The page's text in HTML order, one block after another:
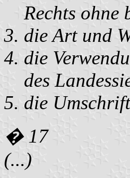
Rechts ohne
die Art und
die
des
die
� 17
(...)